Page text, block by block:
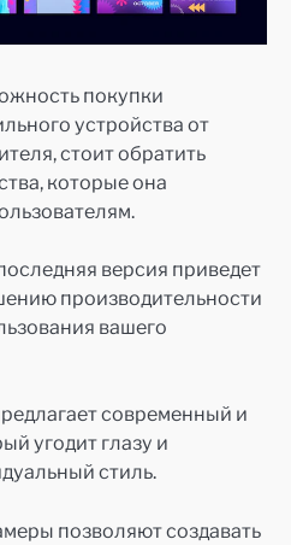
покупки
устройства от
стоит обратить
которые она
версия приведет
производительности
вашего
современный и
угодит глазу и
стиль.
позволяют создавать